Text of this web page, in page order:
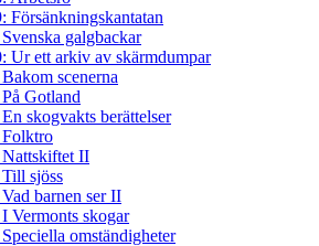
Försänkningskantatan
galgbackar
Ur ett arkiv av skärmdumpar
scenerna
Gotland
skogvakts berättelser
II
sjöss
barnen ser II
Vermonts skogar
omständigheter